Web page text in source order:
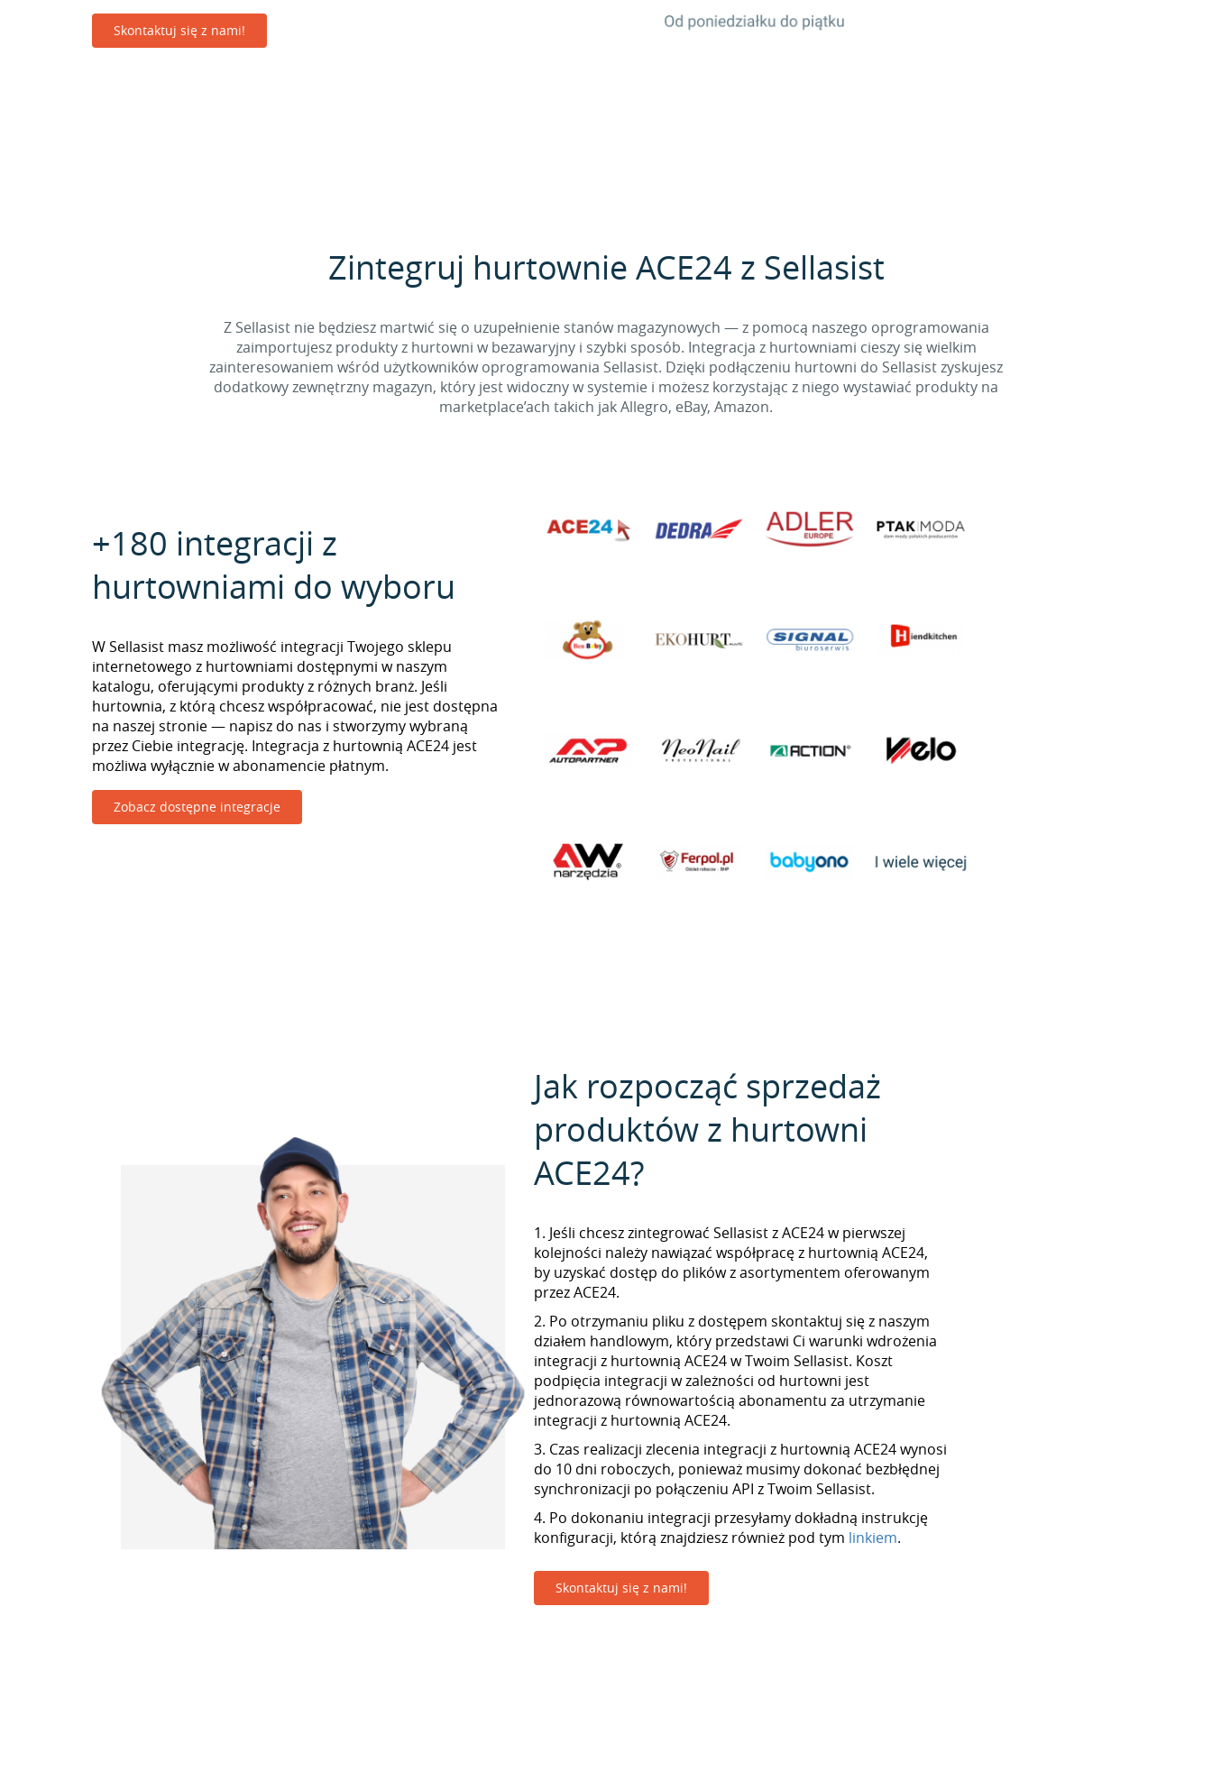
Skontaktuj się z nami!
Zintegruj hurtownie ACE24 z Sellasist
Z Sellasist nie będziesz martwić się o uzupełnienie stanów magazynowych — z pomocą naszego oprogramowania
zaimportujesz produkty z hurtowni w bezawaryjny i szybki sposób. Integracja z hurtowniami cieszy się wielkim
zainteresowaniem wśród użytkowników oprogramowania Sellasist. Dzięki podłączeniu hurtowni do Sellasist zyskujesz
dodatkowy zewnętrzny magazyn, który jest widoczny w systemie i możesz korzystając z niego wystawiać produkty na
marketplace’ach takich jak Allegro, eBay, Amazon.
+180 integracji z
hurtowniami do wyboru
W Sellasist masz możliwość integracji Twojego sklepu
internetowego z hurtowniami dostępnymi w naszym
katalogu, oferującymi produkty z różnych branż. Jeśli
hurtownia, z którą chcesz współpracować, nie jest dostępna
na naszej stronie — napisz do nas i stworzymy wybraną
przez Ciebie integrację. Integracja z hurtownią ACE24 jest
możliwa wyłącznie w abonamencie płatnym.
Zobacz dostępne integracje
Jak rozpocząć sprzedaż
produktów z hurtowni
ACE24?
1. Jeśli chcesz zintegrować Sellasist z ACE24 w pierwszej
kolejności należy nawiązać współpracę z hurtownią ACE24,
by uzyskać dostęp do plików z asortymentem oferowanym
przez ACE24.
2. Po otrzymaniu pliku z dostępem skontaktuj się z naszym
działem handlowym, który przedstawi Ci warunki wdrożenia
integracji z hurtownią ACE24 w Twoim Sellasist. Koszt
podpięcia integracji w zależności od hurtowni jest
jednorazową równowartością abonamentu za utrzymanie
integracji z hurtownią ACE24.
3. Czas realizacji zlecenia integracji z hurtownią ACE24 wynosi
do 10 dni roboczych, ponieważ musimy dokonać bezbłędnej
synchronizacji po połączeniu API z Twoim Sellasist.
4. Po dokonaniu integracji przesyłamy dokładną instrukcję
konfiguracji, którą znajdziesz również pod tym linkiem.
Skontaktuj się z nami!